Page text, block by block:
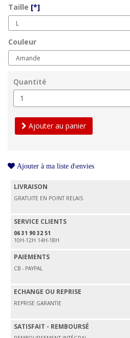
Taille [*]
Couleur
Quantité
Ajouter au panier
Ajouter à ma liste d\envies
LIVRAISON
GRATUITE EN POINT RELAIS
SERVICE CLIENTS
06 31 90 32 51
10H-12H 14H-18H
PAIEMENTS
CB - PAYPAL
ECHANGE OU REPRISE
REPRISE GARANTIE
SATISFAIT - REMBOURSÉ